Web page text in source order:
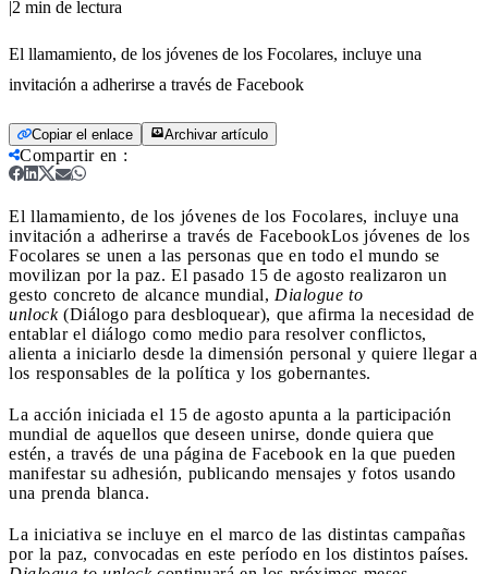
|2 min de lectura
El llamamiento, de los jóvenes de los Focolares, incluye una
invitación a adherirse a través de Facebook
Copiar el enlace Archivar artículo
Compartir en :
El llamamiento, de los jóvenes de los Focolares, incluye una
invitación a adherirse a través de FacebookLos jóvenes de los
Focolares se unen a las personas que en todo el mundo se
movilizan por la paz. El pasado 15 de agosto realizaron un
gesto concreto de alcance mundial, Dialogue to
unlock(Diálogo para desbloquear), que afirma la necesidad de
entablar el diálogo como medio para resolver conflictos,
alienta a iniciarlo desde la dimensión personal y quiere llegar a
los responsables de la política y los gobernantes.
La acción iniciada el 15 de agosto apunta a la participación
mundial de aquellos que deseen unirse, donde quiera que
estén, a través de una página de Facebook en la que pueden
manifestar su adhesión, publicando mensajes y fotos usando
una prenda blanca.
La iniciativa se incluye en el marco de las distintas campañas
por la paz, convocadas en este período en los distintos países.